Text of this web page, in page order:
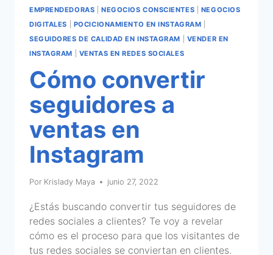
EMPRENDEDORAS
NEGOCIOS CONSCIENTES
NEGOCIOS
DIGITALES
POCICIONAMIENTO EN INSTAGRAM
SEGUIDORES DE CALIDAD EN INSTAGRAM
VENDER EN
INSTAGRAM
VENTAS EN REDES SOCIALES
Cómo convertir
seguidores a
ventas en
Instagram
Por Krislady Maya junio 27, 2022
¿Estás buscando convertir tus seguidores de
redes sociales a clientes? Te voy a revelar
cómo es el proceso para que los visitantes de
tus redes sociales se conviertan en clientes.